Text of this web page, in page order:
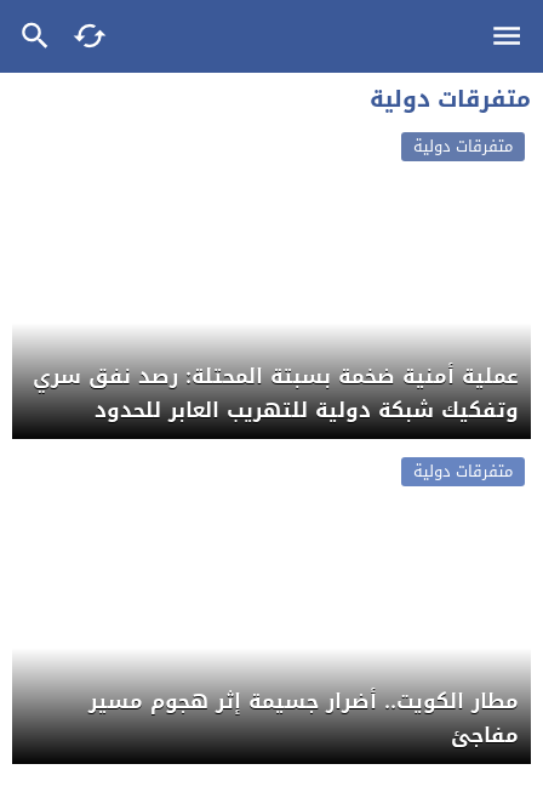
متفرقات دولية
متفرقات دولية
عملية أمنية ضخمة بسبتة المحتلة: رصد نفق سري
وتفكيك شبكة دولية للتهريب العابر للحدود
متفرقات دولية
مطار الكويت.. أضرار جسيمة إثر هجوم مسير
مفاجئ